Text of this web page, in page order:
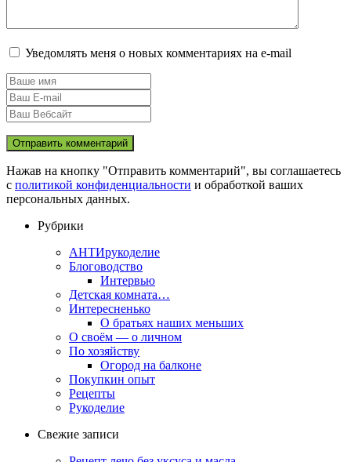
Уведомлять меня о новых комментариях на e-mail
Нажав на кнопку "Отправить комментарий", вы соглашаетесь
с политикой конфиденциальности и обработкой ваших
персональных данных.
Рубрики
АНТИрукоделие
Блоговодство
Интервью
Детская комната…
Интересненько
О братьях наших меньших
О своём — о личном
По хозяйству
Огород на балконе
Покупкин опыт
Рецепты
Рукоделие
Свежие записи